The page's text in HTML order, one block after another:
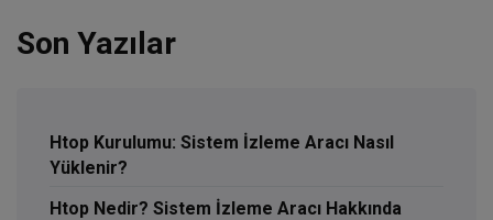
Son Yazılar
Htop Kurulumu: Sistem İzleme Aracı Nasıl
Yüklenir?
Htop Nedir? Sistem İzleme Aracı Hakkında